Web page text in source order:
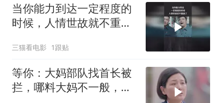
当你能力到达一定程度的
时候，人情世故就不重要
三猫看电影 1跟贴
等你：大妈部队找首长被
拦，哪料大妈不一般，首